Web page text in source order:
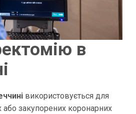
в
використовується для
або закупорених коронарних